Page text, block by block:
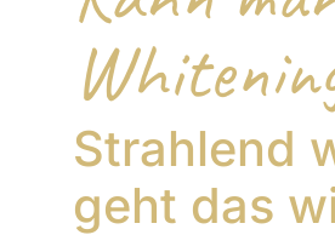
Strahlend
geht das